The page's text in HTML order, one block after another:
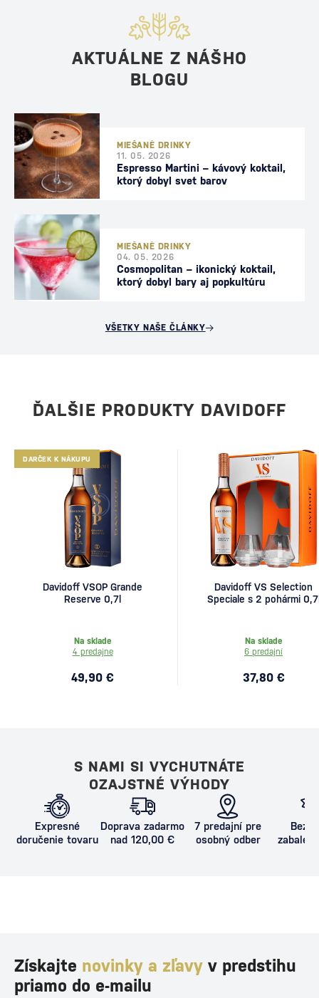
AKTUÁLNE Z NÁŠHO
BLOGU
MIEŠANÉ DRINKY
11. 05. 2026
Espresso Martini – kávový koktail,
ktorý dobyl svet barov
MIEŠANÉ DRINKY
04. 05. 2026
Cosmopolitan – ikonický koktail,
ktorý dobyl bary aj popkultúru
VŠETKY NAŠE ČLÁNKY
ĎALŠIE PRODUKTY DAVIDOFF
DARČEK K NÁKUPU
Davidoff VSOP Grande
Reserve 0,7l
Na sklade
4 predajne
49,90 €
Davidoff VS Selection
Speciale s 2 pohármi
Na sklade
6 predajní
37,80 €
S NAMI SI VYCHUTNÁTE
OZAJSTNÉ VÝHODY
Expresné
doručenie tovaru
Doprava zadarmo
nad 120,00 €
7 predajní pre
osobný odber
Získajte novinky a zľavy v predstihu
priamo do e-mailu